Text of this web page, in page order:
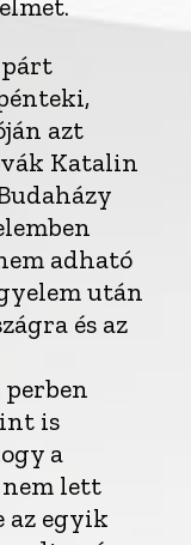
párt
azt
Katalin
adható
után
és az
is
a
nem lett
az egyik